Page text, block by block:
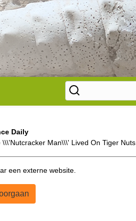
Daily
Man\\\' Lived On Tiger Nuts
een externe website.